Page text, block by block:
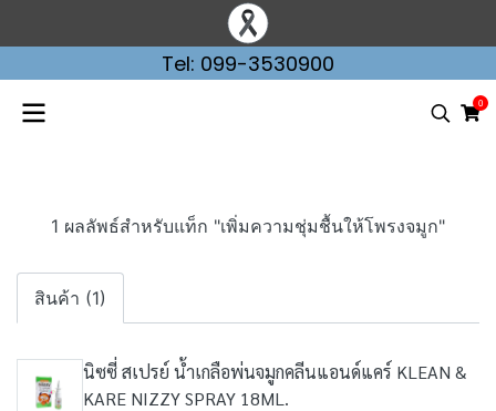
Tel: 099-3530900
0
1 ผลลัพธ์สำหรับแท็ก "เพิ่มความชุ่มชื้นให้โพรงจมูก"
สินค้า (1)
นิซซี่ สเปรย์ น้ำเกลือพ่นจมูกคลีนแอนด์แคร์ KLEAN &
KARE NIZZY SPRAY 18ML.